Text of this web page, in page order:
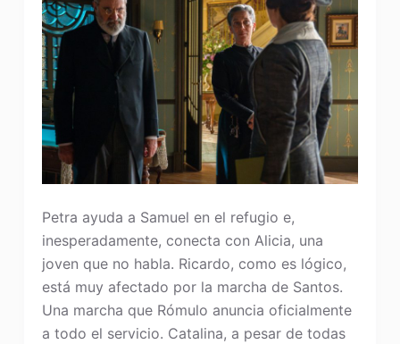
Petra ayuda a Samuel en el refugio e,
inesperadamente, conecta con Alicia, una
joven que no habla. Ricardo, como es lógico,
está muy afectado por la marcha de Santos.
Una marcha que Rómulo anuncia oficialmente
a todo el servicio. Catalina, a pesar de todas